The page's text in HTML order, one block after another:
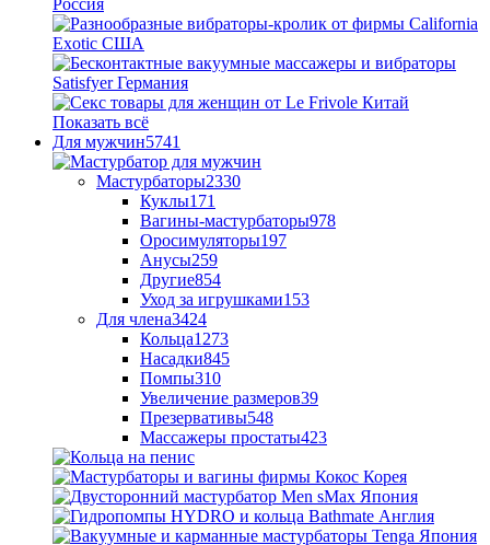
Показать всё
Для мужчин5741
Мастурбаторы2330
Куклы171
Вагины-мастурбаторы978
Оросимуляторы197
Анусы259
Другие854
Уход за игрушками153
Для члена3424
Кольца1273
Насадки845
Помпы310
Увеличение размеров39
Презервативы548
Массажеры простаты423